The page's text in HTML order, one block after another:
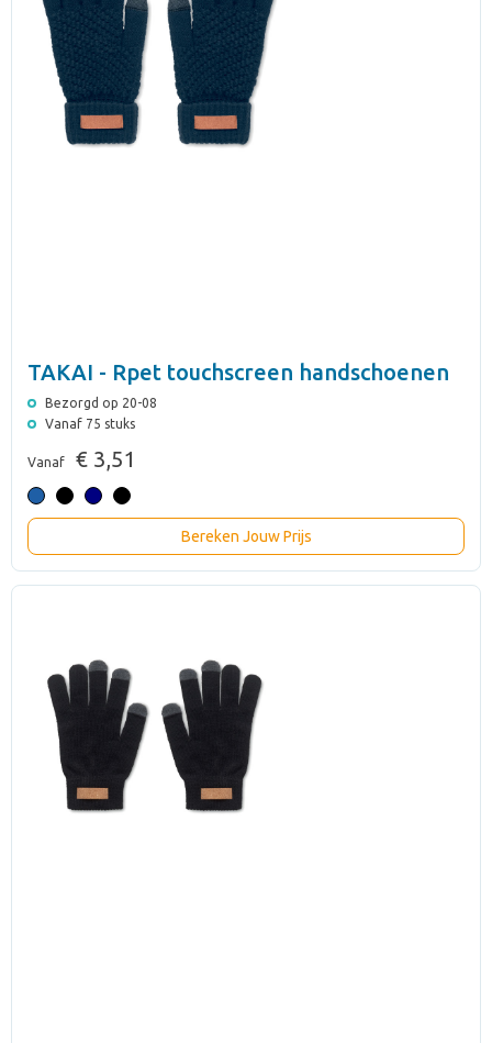
TAKAI - Rpet touchscreen handschoenen
Bezorgd op 20-08
Vanaf 75 stuks
Vanaf € 3,51
Bereken Jouw Prijs